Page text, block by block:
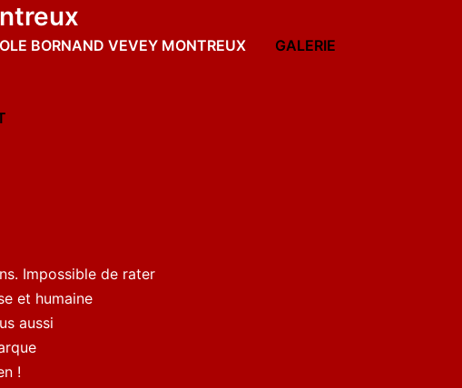
BORNAND VEVEY MONTREUX GALERIE
Impossible de rater
et humaine
aussi
!